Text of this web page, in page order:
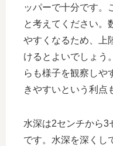
ッパーで十分です。
と考えてください。
やすくなるため、上
けるとよいでしょう
らも様子を観察しや
きやすいという利点
水深は2センチから3
です。水深を深くし